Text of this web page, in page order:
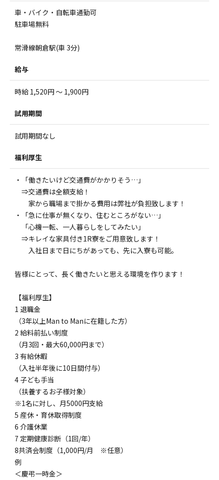
車・バイク・自転車通勤可
駐車場無料
常滑線朝倉駅(車 3分)
給与
時給 1,520円 ～ 1,900円
試用期間
試用期間なし
福利厚生
・「働きたいけど交通費がかかりそう…」
⇒交通費は全額支給！
家から職場まで掛かる費用は弊社が負担致します！
・「急に仕事が無くなり、住むところがない…」
「心機一転、一人暮らしをしてみたい」
⇒キレイな家具付き1R寮をご用意致します！
入社日まで日にちがあっても、先に入寮も可能。
皆様にとって、長く働きたいと思える環境を作ります！
【福利厚生】
1 退職金
（3年以上Man to Manに在籍した方）
2 給料前払い制度
（月3回・最大60,000円まで）
3 有給休暇
（入社半年後に10日間付与）
4 子ども手当
（扶養するお子様対象）
※1名に対し、月5000円支給
5 産休・育休取得制度
6 介護休業
7 定期健康診断（1回/年）
8共済会制度（1,000円/月 ※任意）
例
＜慶弔一時金＞